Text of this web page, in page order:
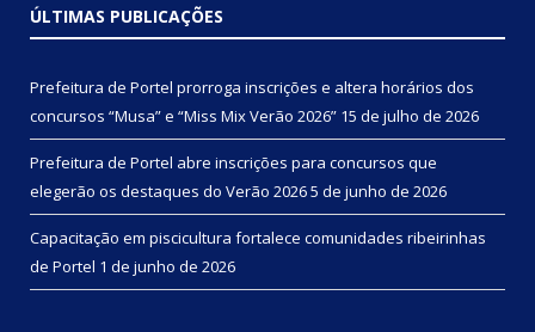
ÚLTIMAS PUBLICAÇÕES
Prefeitura de Portel prorroga inscrições e altera horários dos
concursos “Musa” e “Miss Mix Verão 2026” 15 de julho de 2026
Prefeitura de Portel abre inscrições para concursos que
elegerão os destaques do Verão 20265 de junho de 2026
Capacitação em piscicultura fortalece comunidades ribeirinhas
de Portel 1 de junho de 2026